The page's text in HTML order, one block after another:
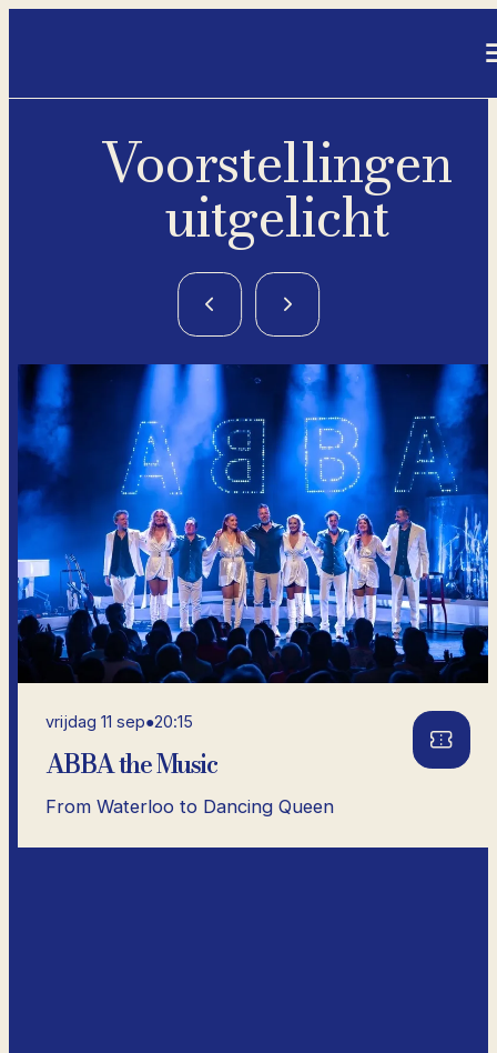
- Home pagina
Voorstellingen
uitgelicht
vrijdag 11 sep●20:15
ABBA the Music
From Waterloo to Dancing Queen